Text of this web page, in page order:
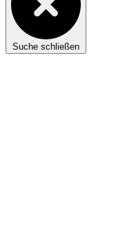
Suche schließen